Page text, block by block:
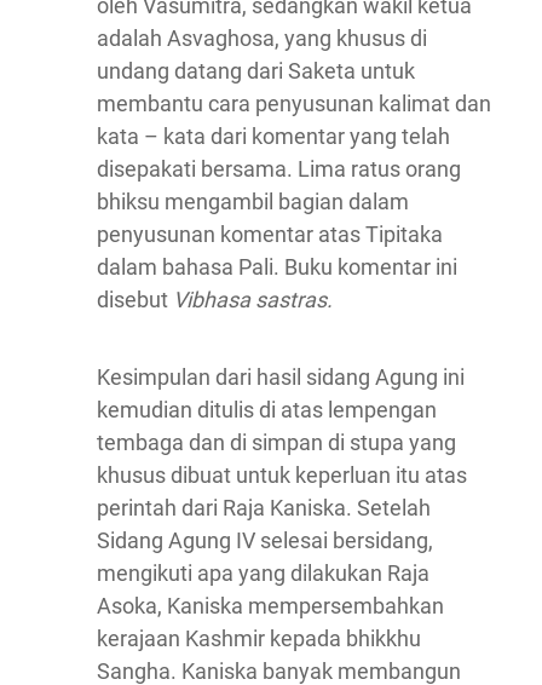
oleh Vasumitra, sedangkan wakil ketua
adalah Asvaghosa, yang khusus di
undang datang dari Saketa untuk
membantu cara penyusunan kalimat dan
kata – kata dari komentar yang telah
disepakati bersama. Lima ratus orang
bhiksu mengambil bagian dalam
penyusunan komentar atas Tipitaka
dalam bahasa Pali. Buku komentar ini
disebut Vibhasa sastras.
Kesimpulan dari hasil sidang Agung ini
kemudian ditulis di atas lempengan
tembaga dan di simpan di stupa yang
khusus dibuat untuk keperluan itu atas
perintah dari Raja Kaniska. Setelah
Sidang Agung IV selesai bersidang,
mengikuti apa yang dilakukan Raja
Asoka, Kaniska mempersembahkan
kerajaan Kashmir kepada bhikkhu
Sangha. Kaniska banyak membangun